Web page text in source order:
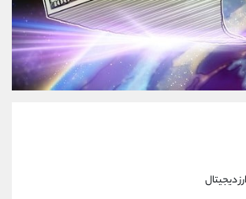
دیجیتال
09304891085
شروع گفتگو
@Armteam_admin_103
103